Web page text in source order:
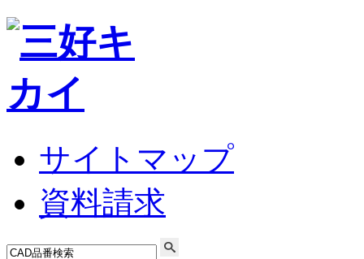
サイトマップ
資料請求